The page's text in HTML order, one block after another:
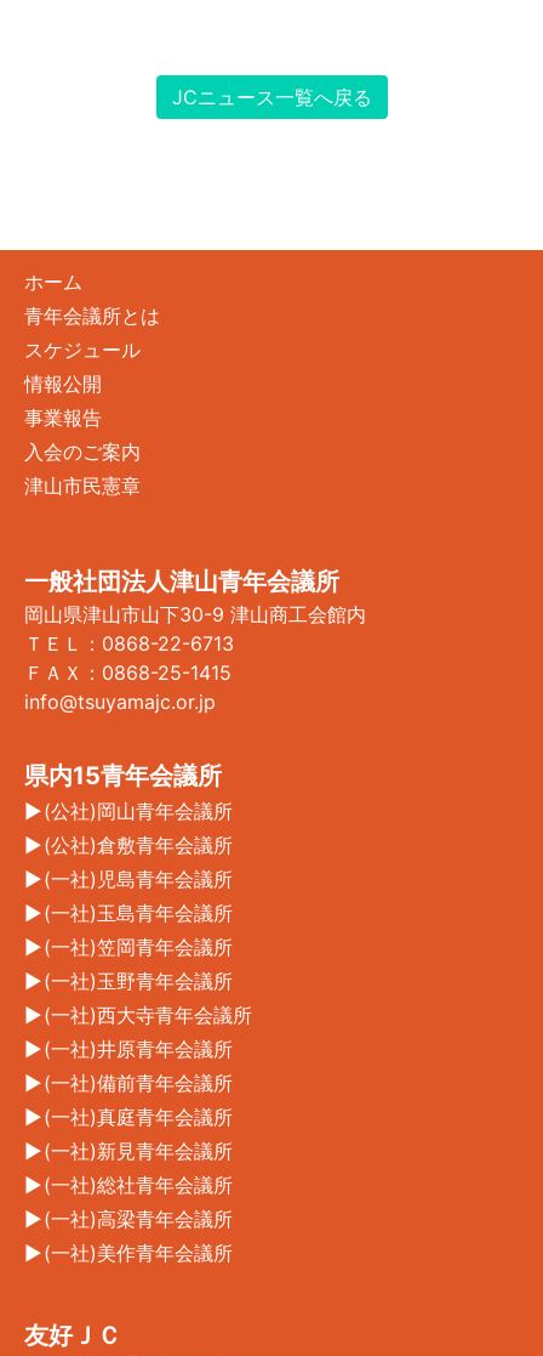
JCニュース一覧へ戻る
ホーム
青年会議所とは
スケジュール
情報公開
事業報告
入会のご案内
津山市民憲章
一般社団法人津山青年会議所
岡山県津山市山下30-9 津山商工会館内
ＴＥＬ：0868-22-6713
ＦＡＸ：0868-25-1415
info@tsuyamajc.or.jp
県内15青年会議所
(公社)岡山青年会議所
(公社)倉敷青年会議所
(一社)児島青年会議所
(一社)玉島青年会議所
(一社)笠岡青年会議所
(一社)玉野青年会議所
(一社)西大寺青年会議所
(一社)井原青年会議所
(一社)備前青年会議所
(一社)真庭青年会議所
(一社)新見青年会議所
(一社)総社青年会議所
(一社)高梁青年会議所
(一社)美作青年会議所
友好ＪＣ